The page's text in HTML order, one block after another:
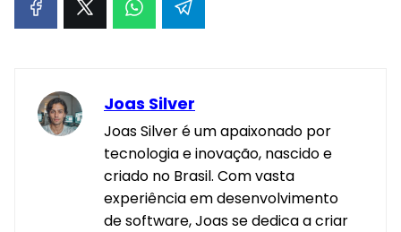
Joas Silver
Joas Silver é um apaixonado por
tecnologia e inovação, nascido e
criado no Brasil. Com vasta
experiência em desenvolvimento
de software, Joas se dedica a criar